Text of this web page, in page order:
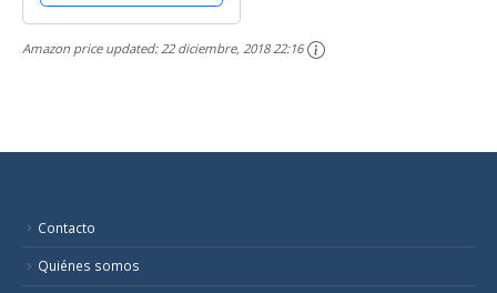
Amazon price updated: 22 diciembre, 2018 22:16
Contacto
Quiénes somos